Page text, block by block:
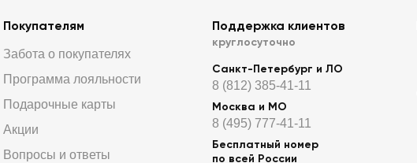
Покупателям
Забота о покупателях
Программа лояльности
Подарочные карты
Акции
Вопросы и ответы
Поддержка клиентов
круглосуточно
Санкт-Петербург и ЛО
8 (812) 385-41-11
Москва и МО
8 (495) 777-41-11
Бесплатный номер
по всей России